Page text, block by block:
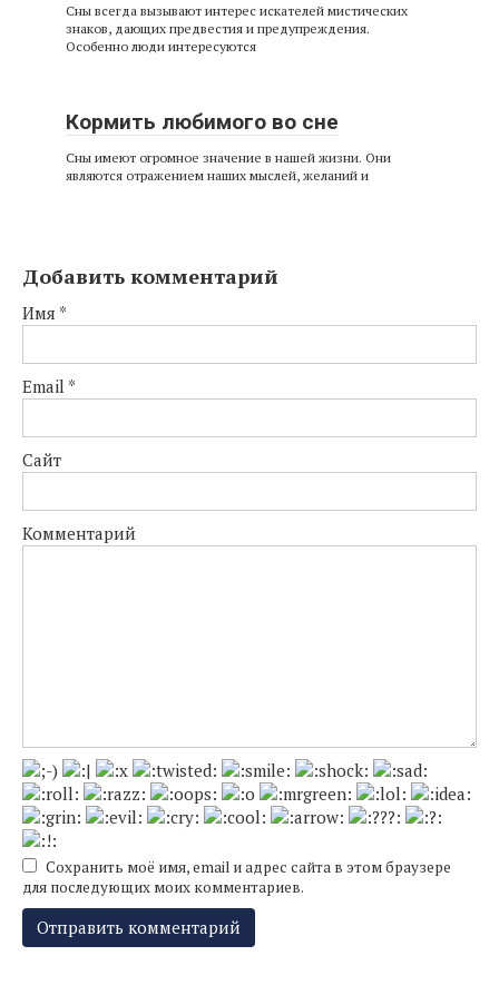
Сны всегда вызывают интерес искателей мистических
знаков, дающих предвестия и предупреждения.
Особенно люди интересуются
Кормить любимого во сне
Сны имеют огромное значение в нашей жизни. Они
являются отражением наших мыслей, желаний и
Добавить комментарий
Имя *
Email *
Сайт
Комментарий
Сохранить моё имя, email и адрес сайта в этом браузере
для последующих моих комментариев.